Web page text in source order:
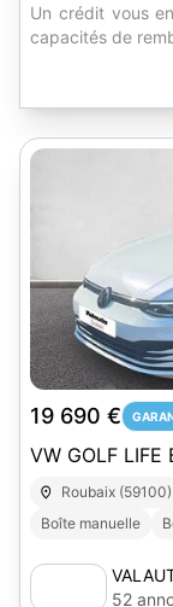
Un crédit vous
capacités de
19 690 €
VW GOLF LIFE
Roubaix (59100)
Boîte manuelle
52